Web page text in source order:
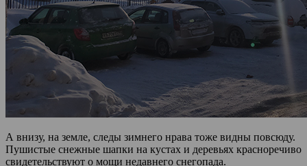
А внизу, на земле, следы зимнего нрава тоже видны повсюду.
Пушистые снежные шапки на кустах и деревьях красноречиво
свидетельствуют о мощи недавнего снегопада.